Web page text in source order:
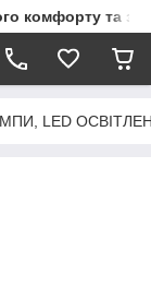
комфорту та
LED